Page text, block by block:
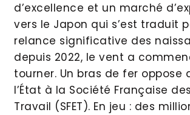
d’excellence et un marché
vers le Japon qui s’est traduit
relance significative des
depuis 2022, le vent a
tourner. Un bras de fer oppose
l’État à la Société Française
Travail (SFET). En jeu : des